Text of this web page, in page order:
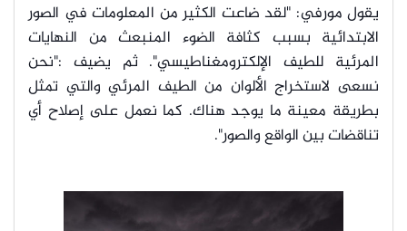
يقول مورفي: "لقد ضاعت الكثير من المعلومات في الصور
الابتدائية بسبب كثافة الضوء المنبعث من النهايات
المرئية للطيف الإلكترومغناطيسي". ثم يضيف :"نحن
نسعى لاستخراج الألوان من الطيف المرئي والتي تمثل
بطريقة معينة ما يوجد هناك. كما نعمل على إصلاح أي
تناقضات بين الواقع والصور".